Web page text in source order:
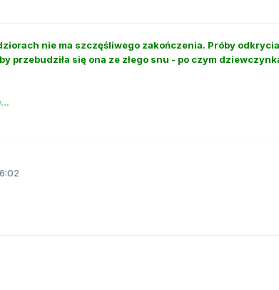
nie ma szczęśliwego zakończenia. Próby
przebudziła się ona ze złego snu - po czym
...